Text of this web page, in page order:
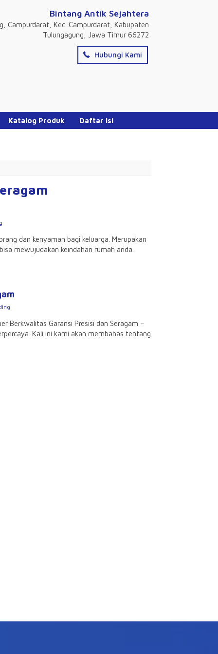
Bintang Antik Sejahtera
Campurdarat, Kec. Campurdarat, Kabupaten
Tulungagung, Jawa Timur 66272
Hubungi Kami
Katalog Produk Daftar Isi
dan kenyaman bagi keluarga. Merupakan
mewujudakan keindahan rumah anda.
Berkwalitas Garansi Presisi dan Seragam –
Kali ini kami akan membahas tentang